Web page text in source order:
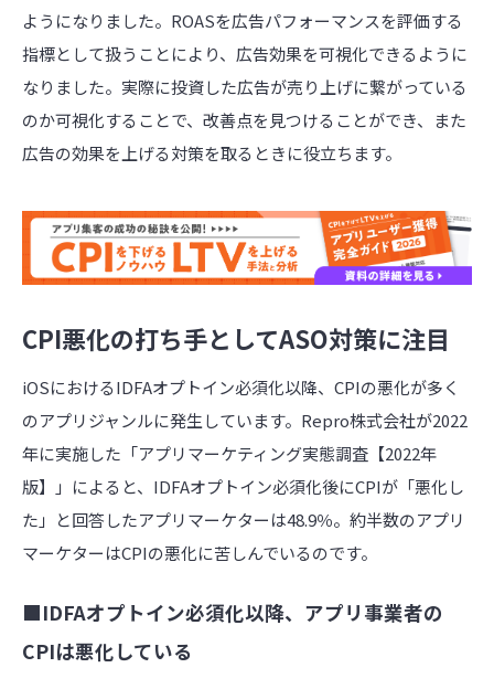
ようになりました。ROASを広告パフォーマンスを評価する
指標として扱うことにより、広告効果を可視化できるように
なりました。実際に投資した広告が売り上げに繋がっている
のか可視化することで、改善点を見つけることができ、また
広告の効果を上げる対策を取るときに役立ちます。
CPI悪化の打ち手としてASO対策に注目
iOSにおけるIDFAオプトイン必須化以降、CPIの悪化が多く
のアプリジャンルに発生しています。Repro株式会社が2022
年に実施した「アプリマーケティング実態調査【2022年
版】」によると、IDFAオプトイン必須化後にCPIが「悪化し
た」と回答したアプリマーケターは48.9％。約半数のアプリ
マーケターはCPIの悪化に苦しんでいるのです。
■IDFAオプトイン必須化以降、アプリ事業者の
CPIは悪化している